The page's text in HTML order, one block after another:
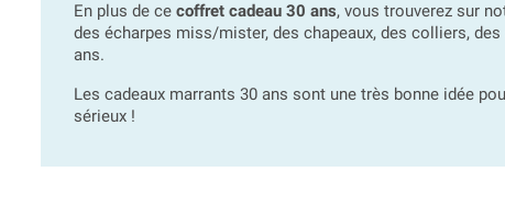
En plus de ce coffret cadeau 30 ans, vous trouverez sur
des écharpes miss/mister, des chapeaux, des colliers,
ans.
Les cadeaux marrants 30 ans sont une très bonne idée
sérieux !